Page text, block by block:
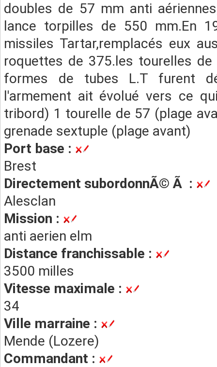
doubles de 57 mm anti
lance torpilles de 550 mm.En
missiles Tartar,remplacés eux
roquettes de 375.les tourelles
formes de tubes L.T furent
l'armement ait évolué vers ce
tribord) 1 tourelle de 57 (plage
grenade sextuple (plage avant)
Port base :
Brest
Directement subordonnÃ© Ã :
Alesclan
Mission :
anti aerien elm
Distance franchissable :
3500 milles
Vitesse maximale :
34
Ville marraine :
Mende (Lozere)
Commandant :